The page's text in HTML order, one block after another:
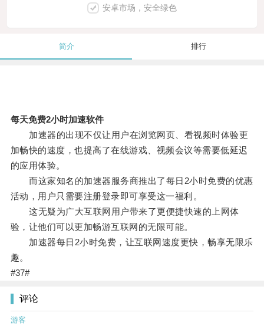
安卓市场，安全绿色
简介 排行
每天免费2小时加速软件
加速器的出现不仅让用户在浏览网页、看视频时体验更
加畅快的速度，也提高了在线游戏、视频会议等需要低延迟
的应用体验。
而这家知名的加速器服务商推出了每日2小时免费的优惠
活动，用户只需要注册登录即可享受这一福利。
这无疑为广大互联网用户带来了更便捷快速的上网体
验，让他们可以更加畅游互联网的无限可能。
加速器每日2小时免费，让互联网速度更快，畅享无限乐
趣。
#37#
评论
游客